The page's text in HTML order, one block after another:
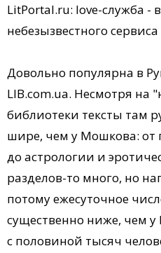
LitPortal.ru: love-служба -
небезызвестного
Довольно популярна в
LIB.com.ua. Несмотря на
библиотеки тексты там
шире, чем у Мошкова: от
до астрологии и
разделов-то много, но
потому ежесуточное
существенно ниже, чем у
с половиной тысяч